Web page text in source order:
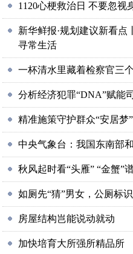
1120心梗救治日 不要忽视
新华鲜报·规划建议新看
寻常生活
一杯清水里藏着检察官三
分析经济犯罪“DNA”赋能
精准施策守护群众“安居梦”
中央气象台：我国东南部
秋风起时看“头雁” “金蟹”
如厕先“猜”男女，公厕标
房屋结构岂能说动就动
加快培育大所强所精品所